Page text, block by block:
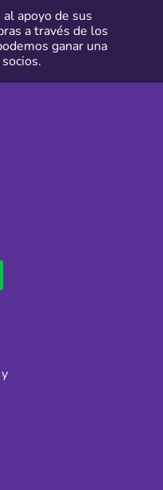
al apoyo de sus
a través de los
ganar una